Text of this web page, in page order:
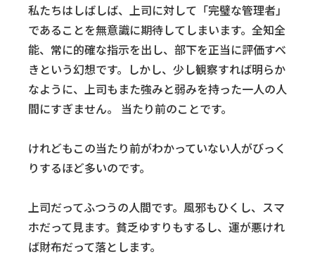
私たちはしばしば、上司に対して「完璧な管理者」
であることを無意識に期待してしまいます。全知全
能、常に的確な指示を出し、部下を正当に評価すべ
きという幻想です。しかし、少し観察すれば明らか
なように、上司もまた強みと弱みを持った一人の人
間にすぎません。 当たり前のことです。
けれどもこの当たり前がわかっていない人がびっく
りするほど多いのです。
上司だってふつうの人間です。風邪もひくし、スマ
ホだって見ます。貧乏ゆすりもするし、運が悪けれ
ば財布だって落とします。